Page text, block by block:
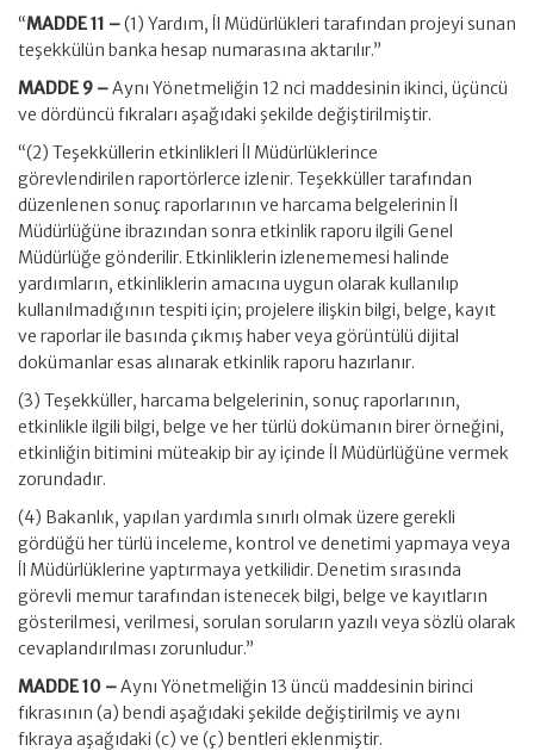
“MADDE 11 –(1) Yardım, İl Müdürlükleri tarafından projeyi sunan
teşekkülün banka hesap numarasına aktarılır.”
MADDE 9 –Aynı Yönetmeliğin 12 nci maddesinin ikinci, üçüncü
ve dördüncü fıkraları aşağıdaki şekilde değiştirilmiştir.
“(2) Teşekküllerin etkinlikleri İl Müdürlüklerince
görevlendirilen raportörlerce izlenir. Teşekküller tarafından
düzenlenen sonuç raporlarının ve harcama belgelerinin İl
Müdürlüğüne ibrazından sonra etkinlik raporu ilgili Genel
Müdürlüğe gönderilir. Etkinliklerin izlenememesi halinde
yardımların, etkinliklerin amacına uygun olarak kullanılıp
kullanılmadığının tespiti için; projelere ilişkin bilgi, belge, kayıt
ve raporlar ile basında çıkmış haber veya görüntülü dijital
dokümanlar esas alınarak etkinlik raporu hazırlanır.
(3) Teşekküller, harcama belgelerinin, sonuç raporlarının,
etkinlikle ilgili bilgi, belge ve her türlü dokümanın birer örneğini,
etkinliğin bitimini müteakip bir ay içinde İl Müdürlüğüne vermek
zorundadır.
(4) Bakanlık, yapılan yardımla sınırlı olmak üzere gerekli
gördüğü her türlü inceleme, kontrol ve denetimi yapmaya veya
İl Müdürlüklerine yaptırmaya yetkilidir. Denetim sırasında
görevli memur tarafından istenecek bilgi, belge ve kayıtların
gösterilmesi, verilmesi, sorulan soruların yazılı veya sözlü olarak
cevaplandırılması zorunludur.”
MADDE 10 –Aynı Yönetmeliğin 13 üncü maddesinin birinci
fıkrasının (a) bendi aşağıdaki şekilde değiştirilmiş ve aynı
fıkraya aşağıdaki (c) ve (ç) bentleri eklenmiştir.